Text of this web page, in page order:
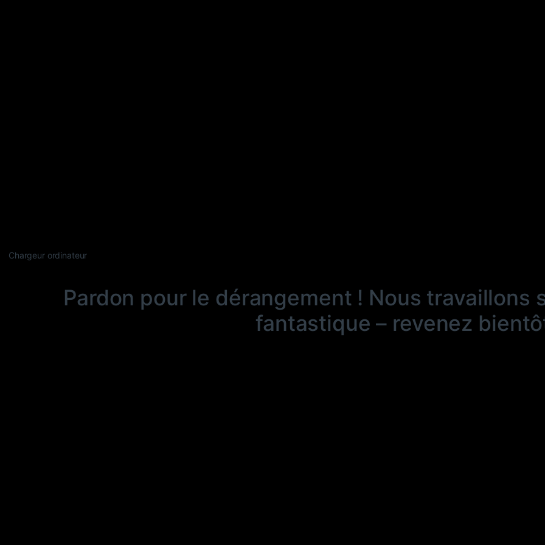
Chargeur ordinateur
Pardon pour le dérangement ! Nous travaillons
fantastique – revenez